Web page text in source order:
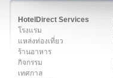
HotelDirect Services
โรงแรม
แหล่งท่องเที่ยว
ร้านอาหาร
กิจกรรม
เทศกาล